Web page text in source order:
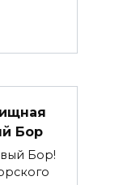
Бор
Бор!